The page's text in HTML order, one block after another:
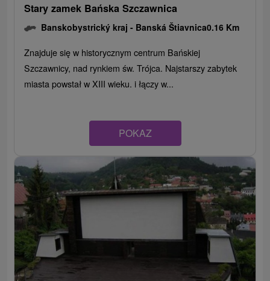
Stary zamek Bańska Szczawnica
Banskobystrický kraj - Banská Štiavnica0.16 Km
Znajduje się w historycznym centrum Bańskiej
Szczawnicy, nad rynkiem św. Trójca. Najstarszy zabytek
miasta powstał w XIII wieku. i łączy w...
POKAZ